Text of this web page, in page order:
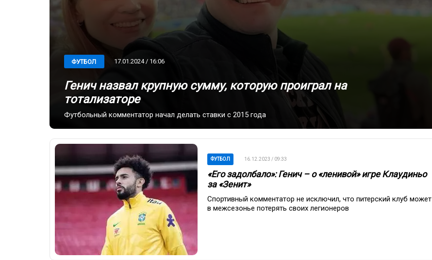
ФУТБОЛ 17.01.2024 / 16:06
Генич назвал крупную сумму, которую проиграл на
тотализаторе
Футбольный комментатор начал делать ставки с 2015 года
ФУТБОЛ 16.12.2023 / 09:33
«Его задолбало»: Генич – о «ленивой» игре Клаудиньо
за «Зенит»
Спортивный комментатор не исключил, что питерский клуб может
в межсезонье потерять своих легионеров